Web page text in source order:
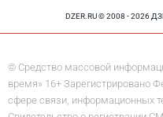
DZER.RU © 2008 -
© Средство массовой
время» 16+ Зарегистрировано
сфере связи, информационных